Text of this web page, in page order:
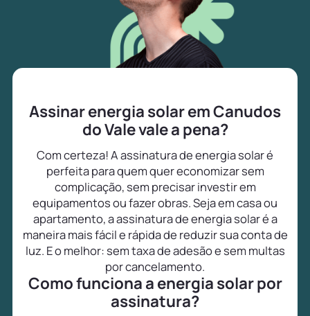
Assinar energia solar em Canudos
do Vale vale a pena?
Com certeza! A assinatura de energia solar é
perfeita para quem quer economizar sem
complicação, sem precisar investir em
equipamentos ou fazer obras. Seja em casa ou
apartamento, a assinatura de energia solar é a
maneira mais fácil e rápida de reduzir sua conta de
luz. E o melhor: sem taxa de adesão e sem multas
por cancelamento.
Como funciona a energia solar por
assinatura?